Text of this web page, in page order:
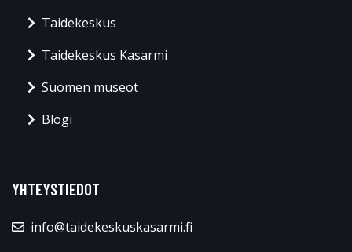
Taidekeskus
Taidekeskus Kasarmi
Suomen museot
Blogi
YHTEYSTIEDOT
info@taidekeskuskasarmi.fi